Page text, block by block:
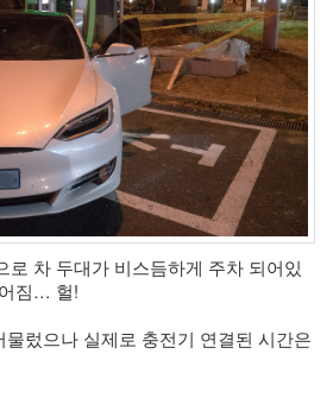
로 차 두대가 비스듬하게 주차 되어있
짐… 헐!
렀으나 실제로 충전기 연결된 시간은